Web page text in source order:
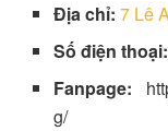
Địa chỉ:7 Lê
Số điện
Fanpage:
g/